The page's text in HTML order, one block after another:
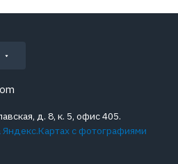
д. 8, к. 5, офис 405.
с фотографиями